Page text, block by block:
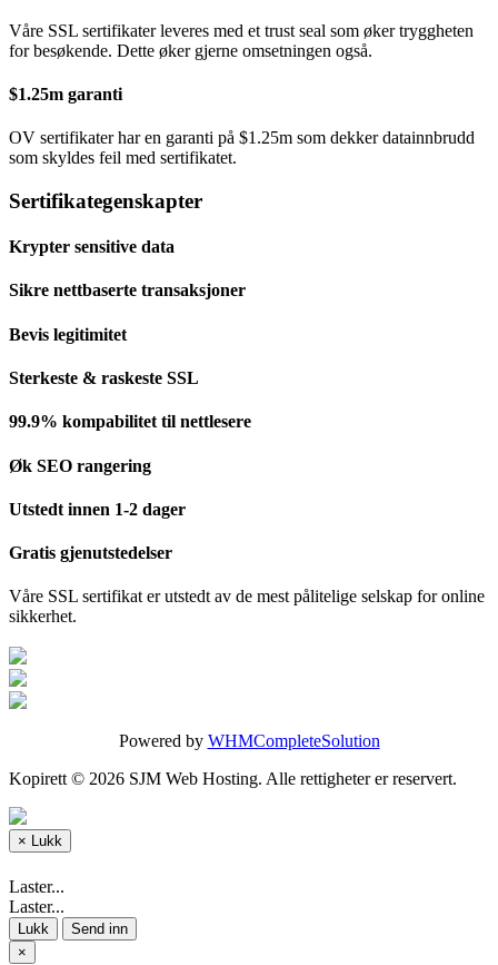
Våre SSL sertifikater leveres med et trust seal som øker tryggheten
for besøkende. Dette øker gjerne omsetningen også.
$1.25m garanti
OV sertifikater har en garanti på $1.25m som dekker datainnbrudd
som skyldes feil med sertifikatet.
Sertifikategenskapter
Krypter sensitive data
Sikre nettbaserte transaksjoner
Bevis legitimitet
Sterkeste & raskeste SSL
99.9% kompabilitet til nettlesere
Øk SEO rangering
Utstedt innen 1-2 dager
Gratis gjenutstedelser
Våre SSL sertifikat er utstedt av de mest pålitelige selskap for online
sikkerhet.
Powered by WHMCompleteSolution
Kopirett © 2026 SJM Web Hosting. Alle rettigheter er reservert.
× Lukk
Laster...
Laster...
Lukk
Send inn
×